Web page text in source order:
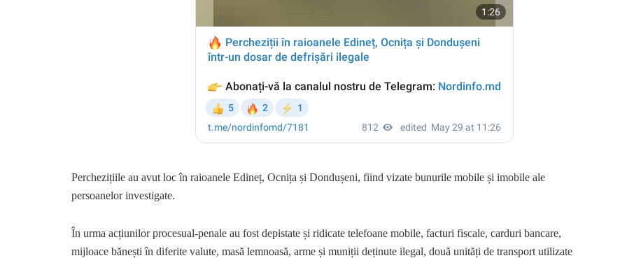
Perchezițiile au avut loc în raioanele Edineț, Ocnița și Dondușeni, fiind vizate bunurile mobile și imobile ale
persoanelor investigate.
În urma acțiunilor procesual-penale au fost depistate și ridicate telefoane mobile, facturi fiscale, carduri bancare,
mijloace bănești în diferite valute, masă lemnoasă, arme și muniții deținute ilegal, două unități de transport utilizate